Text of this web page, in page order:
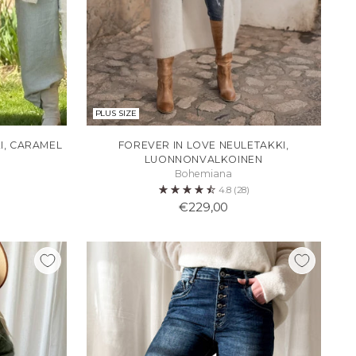
CARAMEL
PLUS SIZE
FOREVER IN LOVE NEULETAKKI,
LUONNONVALKOINEN
Bohemiana
4.8 (28)
€229,00